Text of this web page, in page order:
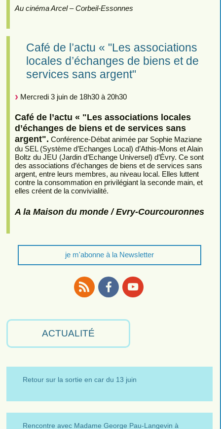
Au cinéma Arcel – Corbeil-Essonnes
Café de l’actu « "Les associations
locales d’échanges de biens et de
services sans argent"
Mercredi 3 juin de 18h30 à 20h30
Café de l’actu « "Les associations locales
d’échanges de biens et de services sans
argent". Conférence-Débat animée par Sophie Maziane
du SEL (Système d’Echanges Local) d’Athis-Mons et Alain
Boltz du JEU (Jardin d’Echange Universel) d’Évry. Ce sont
des associations d’échanges de biens et de services sans
argent, entre leurs membres, au niveau local. Elles luttent
contre la consommation en privilégiant la seconde main, et
elles créent de la convivialité.
A la Maison du monde / Evry-Courcouronnes
je m'abonne à la Newsletter
ACTUALITÉ
Retour sur la sortie en car du 13 juin
Rencontre avec Madame George Pau-Langevin à